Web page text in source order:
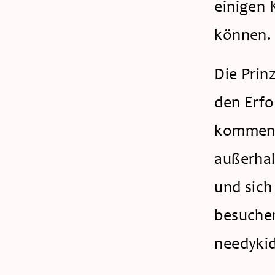
einigen
können.
Die
den
und